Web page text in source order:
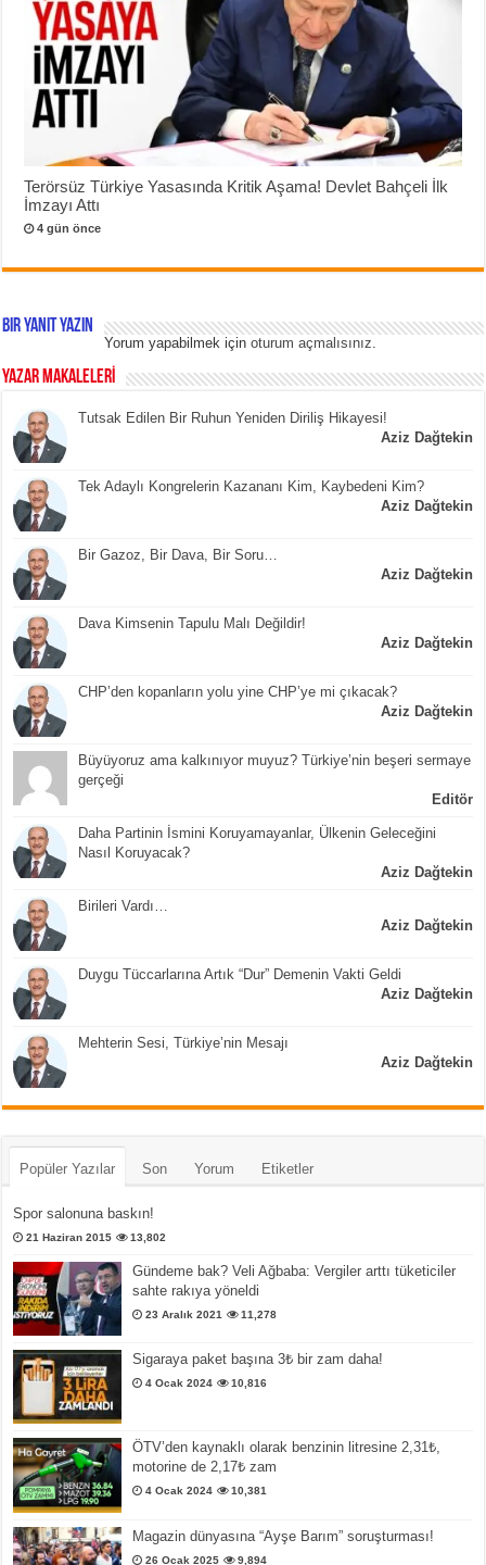
Terörsüz Türkiye Yasasında Kritik Aşama! Devlet Bahçeli İlk
İmzayı Attı
4 gün önce
Bir yanıt yazın
Yorum yapabilmek içinoturum açmalısınız.
YAZAR MAKALELERİ
Tutsak Edilen Bir Ruhun Yeniden Diriliş Hikayesi!
Aziz Dağtekin
Tek Adaylı Kongrelerin Kazananı Kim, Kaybedeni Kim?
Aziz Dağtekin
Bir Gazoz, Bir Dava, Bir Soru…
Aziz Dağtekin
Dava Kimsenin Tapulu Malı Değildir!
Aziz Dağtekin
CHP’den kopanların yolu yine CHP’ye mi çıkacak?
Aziz Dağtekin
Büyüyoruz ama kalkınıyor muyuz? Türkiye’nin beşeri sermaye
gerçeği
Editör
Daha Partinin İsmini Koruyamayanlar, Ülkenin Geleceğini
Nasıl Koruyacak?
Aziz Dağtekin
Birileri Vardı…
Aziz Dağtekin
Duygu Tüccarlarına Artık “Dur” Demenin Vakti Geldi
Aziz Dağtekin
Mehterin Sesi, Türkiye’nin Mesajı
Aziz Dağtekin
Popüler Yazılar Son Yorum Etiketler
Spor salonuna baskın!
21 Haziran 2015 13,802
Gündeme bak? Veli Ağbaba: Vergiler arttı tüketiciler
sahte rakıya yöneldi
23 Aralık 2021 11,278
Sigaraya paket başına 3₺ bir zam daha!
4 Ocak 2024 10,816
ÖTV’den kaynaklı olarak benzinin litresine 2,31₺,
motorine de 2,17₺ zam
4 Ocak 2024 10,381
Magazin dünyasına “Ayşe Barım” soruşturması!
26 Ocak 2025 9,894